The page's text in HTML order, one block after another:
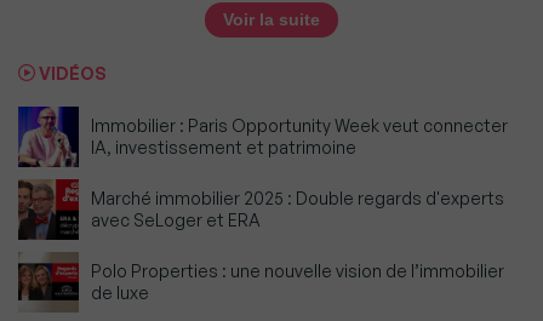
Voir la suite
VIDÉOS
Immobilier : Paris Opportunity Week veut connecter
IA, investissement et patrimoine
Marché immobilier 2025 : Double regards d'experts
avec SeLoger et ERA
Polo Properties : une nouvelle vision de l’immobilier
de luxe